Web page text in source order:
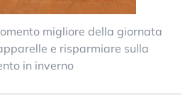
migliore della giornata
e risparmiare sulla
in inverno